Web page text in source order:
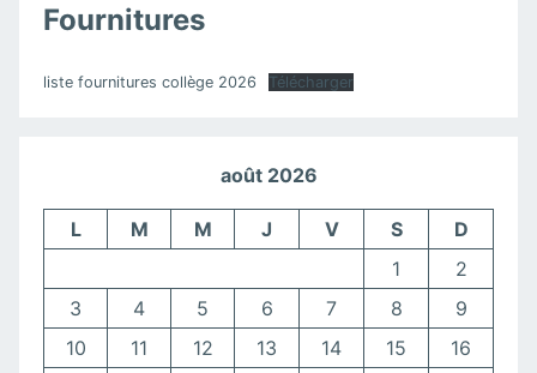
Fournitures
liste fournitures collège 2026 Télécharger
août 2026
L M M J V S
D
1
2
3
4 5 6 7 8
9
10
11 12 13 14 15
16